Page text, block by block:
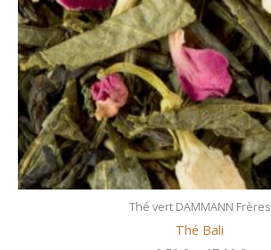
Thé vert DAMMANN Frères
Thé Bali